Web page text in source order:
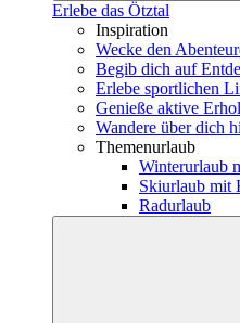
Erlebe das Ötztal
Inspiration
Wecke den
Begib dich auf
Erlebe sportlichen
Genieße aktive
Wandere über dich
Themenurlaub
Winterurlaub
Skiurlaub mit
Radurlaub